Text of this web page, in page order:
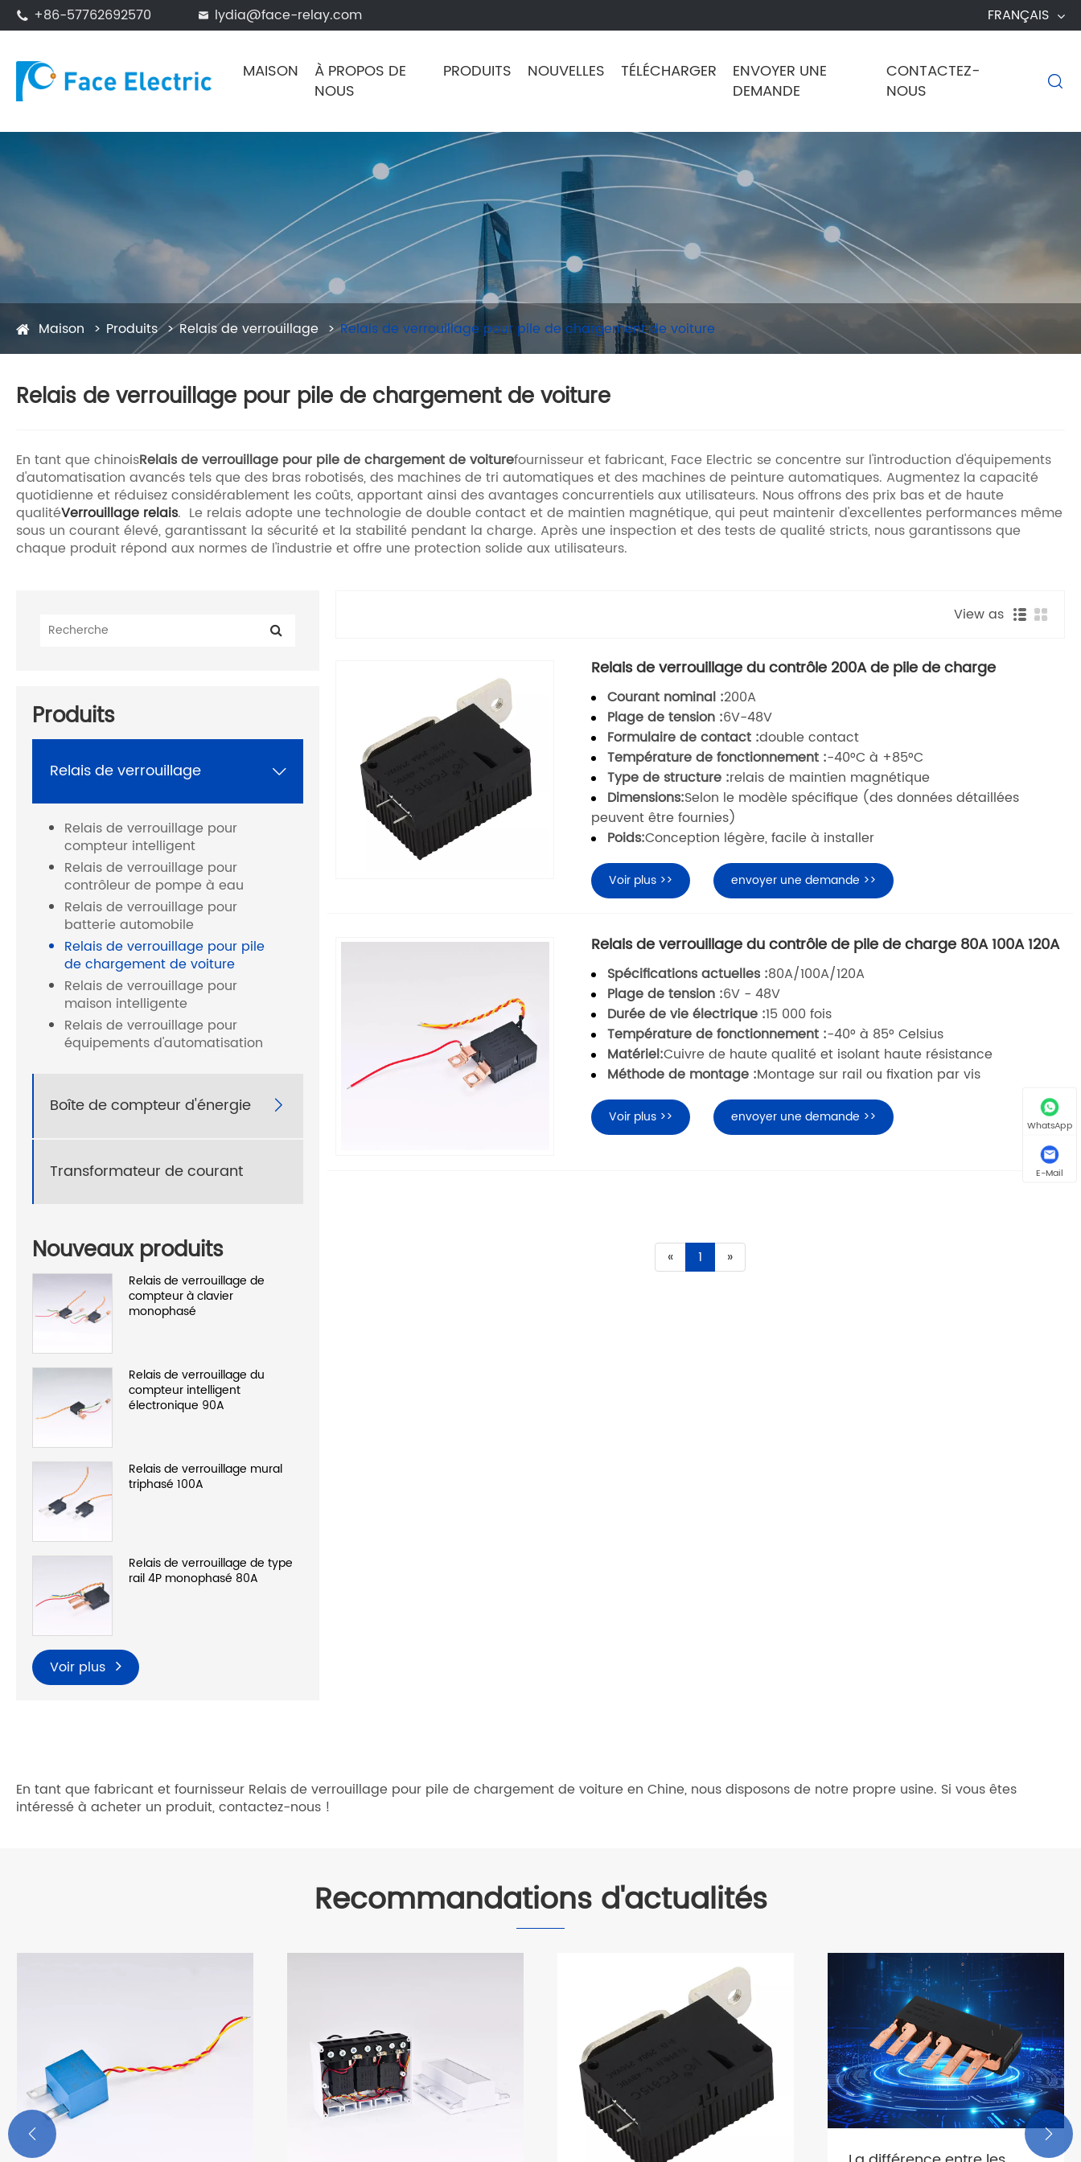
 +86-57762692570  lydia@face-relay.com FRANÇAIS
MAISON
À PROPOS DE
NOUS
PRODUITS NOUVELLES TÉLÉCHARGER
ENVOYER UNE
DEMANDE
CONTACTEZ-
NOUS

Maison Produits Relais de verrouillage Relais de verrouillage pour pile de chargement de voiture
Relais de verrouillage pour pile de chargement de voiture
En tant que chinoisRelais de verrouillage pour pile de chargement de voiturefournisseur et fabricant, Face Electric se concentre sur l'introduction d'équipements
d'automatisation avancés tels que des bras robotisés, des machines de tri automatiques et des machines de peinture automatiques. Augmentez la capacité
quotidienne et réduisez considérablement les coûts, apportant ainsi des avantages concurrentiels aux utilisateurs. Nous offrons des prix bas et de haute
qualitéVerrouillage relais. Le relais adopte une technologie de double contact et de maintien magnétique, qui peut maintenir d'excellentes performances même
sous un courant élevé, garantissant la sécurité et la stabilité pendant la charge. Après une inspection et des tests de qualité stricts, nous garantissons que
chaque produit répond aux normes de l'industrie et offre une protection solide aux utilisateurs.
Produits
Relais de verrouillage 
Relais de verrouillage pour
compteur intelligent
Relais de verrouillage pour
contrôleur de pompe à eau
Relais de verrouillage pour
batterie automobile
Relais de verrouillage pour pile
de chargement de voiture
Relais de verrouillage pour
maison intelligente
Relais de verrouillage pour
équipements d'automatisation
Boîte de compteur d'énergie 
Transformateur de courant
Nouveaux produits
Relais de verrouillage de
compteur à clavier
monophasé
Relais de verrouillage du
compteur intelligent
électronique 90A
Relais de verrouillage mural
triphasé 100A
Relais de verrouillage de type
rail 4P monophasé 80A
Voir plus
View as
Relais de verrouillage du contrôle 200A de pile de charge
Courant nominal :200A
Plage de tension :6V-48V
Formulaire de contact :double contact
Température de fonctionnement :-40°C à +85°C
Type de structure :relais de maintien magnétique
Dimensions:Selon le modèle spécifique (des données détaillées
peuvent être fournies)
Poids:Conception légère, facile à installer
Voir plus >> envoyer une demande >>
Relais de verrouillage du contrôle de pile de charge 80A 100A 120A
Spécifications actuelles :80A/100A/120A
Plage de tension :6V - 48V
Durée de vie électrique :15 000 fois
Température de fonctionnement :-40° à 85° Celsius
Matériel:Cuivre de haute qualité et isolant haute résistance
Méthode de montage :Montage sur rail ou fixation par vis
Voir plus >> envoyer une demande >>
« 1 »
En tant que fabricant et fournisseur Relais de verrouillage pour pile de chargement de voiture en Chine, nous disposons de notre propre usine. Si vous êtes
intéressé à acheter un produit, contactez-nous !
Recommandations d'actualités
 
WhatsApp
E-Mail